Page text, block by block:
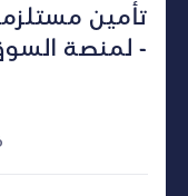
لمنصة السوق الإلكتروني عبر منصة -